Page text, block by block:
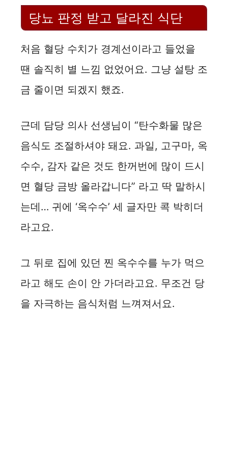
당뇨 판정 받고 달라진 식단
처음 혈당 수치가 경계선이라고 들었을
땐 솔직히 별 느낌 없었어요. 그냥 설탕 조
금 줄이면 되겠지 했죠.
근데 담당 의사 선생님이 “탄수화물 많은
음식도 조절하셔야 돼요. 과일, 고구마, 옥
수수, 감자 같은 것도 한꺼번에 많이 드시
면 혈당 금방 올라갑니다” 라고 딱 말하시
는데… 귀에 ‘옥수수’ 세 글자만 콕 박히더
라고요.
그 뒤로 집에 있던 찐 옥수수를 누가 먹으
라고 해도 손이 안 가더라고요. 무조건 당
을 자극하는 음식처럼 느껴져서요.